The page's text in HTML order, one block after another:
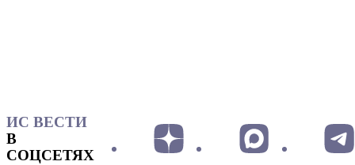
ИС ВЕСТИ
В
СОЦСЕТЯХ